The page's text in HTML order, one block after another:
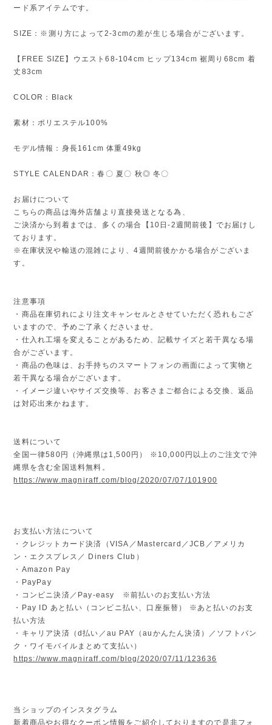
ード系アイテムです。
SIZE：※測り方によって2-3cmの差が生じる場合がございます。
【FREE SIZE】ウエスト68-104cm ヒップ134cm 裾周り68cm 着
丈83cm
COLOR：Black
素材：ポリエステル100%
モデル情報：身長161cm 体重49kg
STYLE CALENDAR：春〇 夏〇 秋◎ 冬〇
お届けについて
こちらの商品は海外店舗より直接発送となる為、
ご決済から到着までは、多くの場合【10日-2週間前後】でお届けし
ております。
※在庫状況や輸送の混雑により、4週間前後かかる場合がございま
す。
注意事項
・商品在庫切れにより注文キャンセルとさせていただく恐れもござ
いますので、予めご了承くださいませ。
・仕入れ工場を変えることがあるため、記載サイズと若干異なる場
合がございます。
・商品の色味は、お手持ちのスマートフォンの画面によって実物と
若干異なる場合がございます。
・イメージ違いやサイズ交換等、お客さまご都合による交換、返品
は対応出来かねます。
送料について
全国一律580円（沖縄県は1,500円） ※10,000円以上のご注文で沖
縄県を含む全国送料無料。
https://www.magniraff.com/blog/2020/07/07/101900
お支払い方法について
・クレジットカード決済（VISA／Mastercard／JCB／アメリカ
ン・エクスプレス／ Diners Club）
・Amazon Pay
・PayPay
・コンビニ決済／Pay-easy ※前払いのお支払い方法
・Pay ID あと払い（コンビニ払い、口座振替） ※あと払いのお支
払い方法
・キャリア決済（d払い／au PAY（auかんたん決済）／ソフトバン
ク・ワイモバイルまとめて支払い）
https://www.magniraff.com/blog/2020/07/11/123636
当ショップのインスタグラム
新着商品やお得なクーポン情報をご紹介しておりますので是非フォ